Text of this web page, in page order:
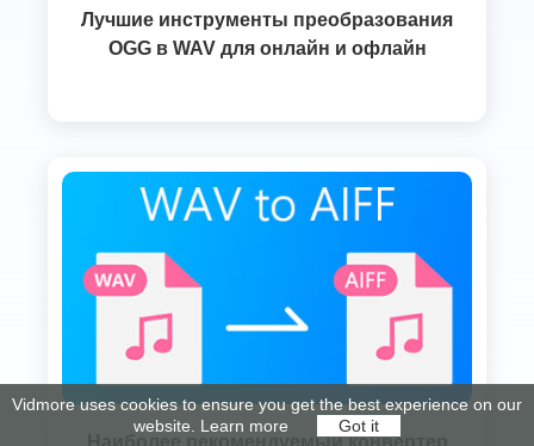
Лучшие инструменты преобразования
OGG в WAV для онлайн и офлайн
Наиболее рекомендуемый конвертер
Vidmore uses cookies to ensure you get the best experience on our
website. Learn more Got it